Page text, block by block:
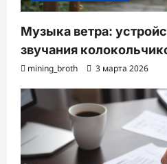
Музыка ветра:
звучания
mining_broth 3 марта 2026